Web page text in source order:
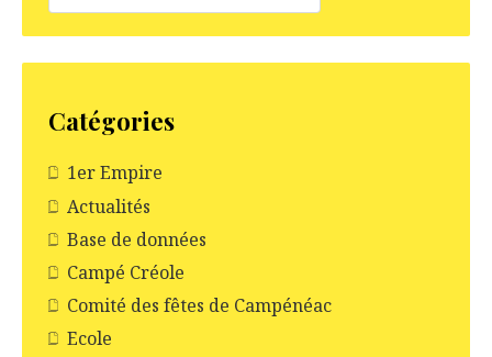
Catégories
1er Empire
Actualités
Base de données
Campé Créole
Comité des fêtes de Campénéac
Ecole